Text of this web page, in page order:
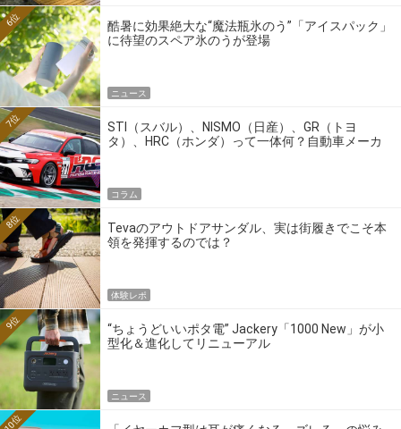
酷暑に効果絶大な“魔法瓶氷のう”「アイスパック」
に待望のスペア氷のうが登場
6位
ニュース
STI（スバル）、NISMO（日産）、GR（トヨ
タ）、HRC（ホンダ）って一体何？自動車メーカ
7位
コラム
Tevaのアウトドアサンダル、実は街履きでこそ本
領を発揮するのでは？
8位
体験レポ
“ちょうどいいポタ電” Jackery「1000 New」が小
型化＆進化してリニューアル
9位
ニュース
10位